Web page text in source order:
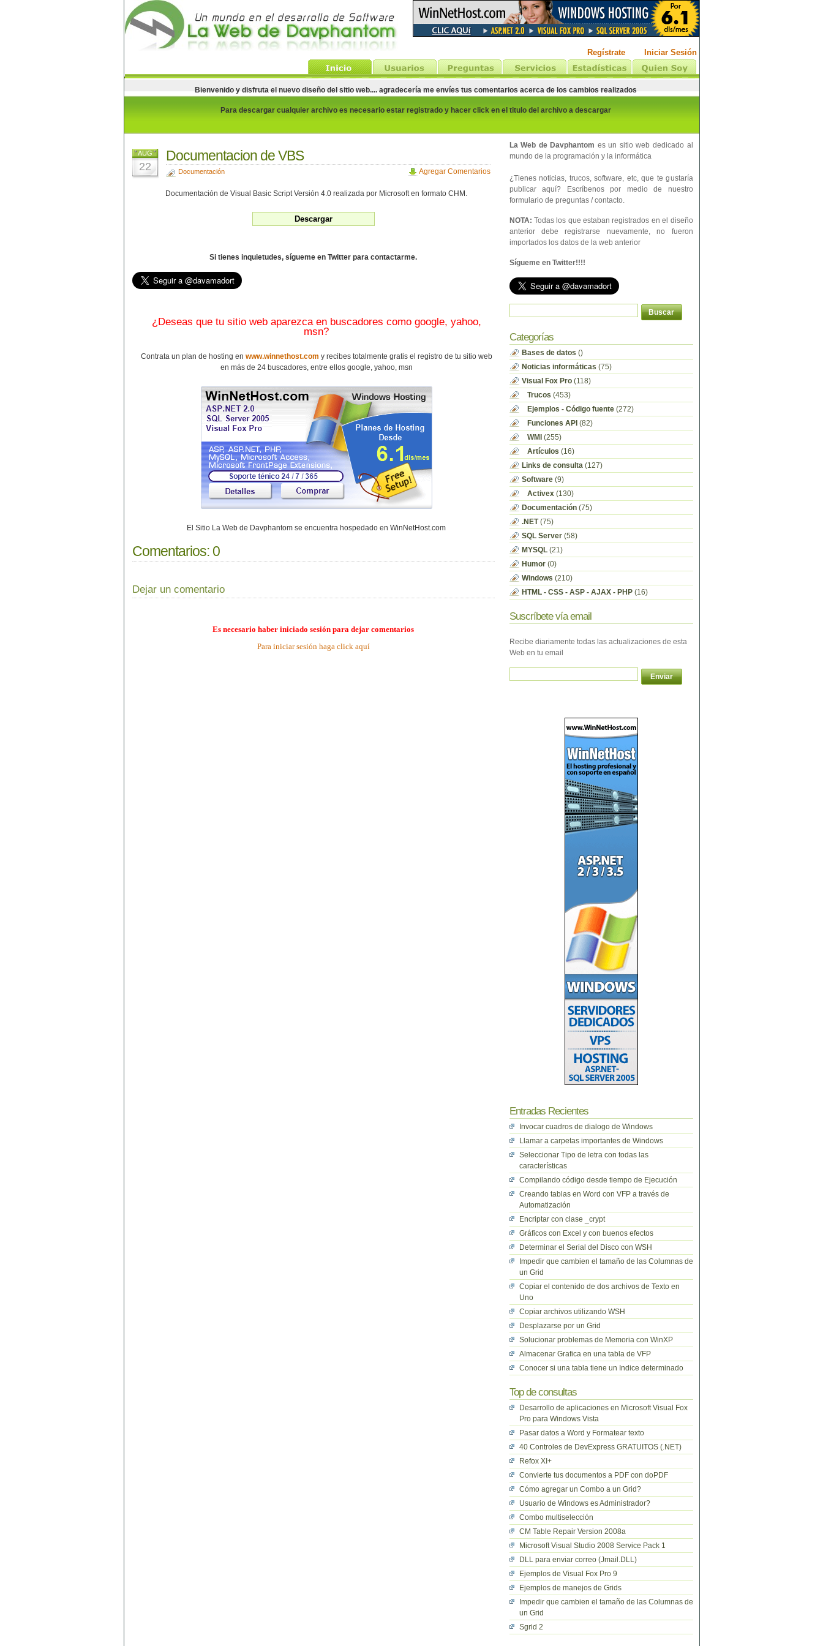
Regístrate Iniciar Sesión
Bienvenido y disfruta el nuevo diseño del sitio web.... agradecería me envíes tus comentarios acerca de los cambios realizados
Para descargar cualquier archivo es necesario estar registrado y hacer click en el titulo del archivo a descargar
AUG
22
Documentacion de VBS
Documentación Agregar Comentarios
Documentación de Visual Basic Script Versión 4.0 realizada por Microsoft en formato CHM.
Si tienes inquietudes, sígueme en Twitter para contactarme.
¿Deseas que tu sitio web aparezca en buscadores como google, yahoo,
msn?
Contrata un plan de hosting en www.winnethost.com y recibes totalmente gratis el registro de tu sitio web
en más de 24 buscadores, entre ellos google, yahoo, msn
El Sitio La Web de Davphantom se encuentra hospedado en WinNetHost.com
Comentarios:0
Dejar un comentario
Es necesario haber iniciado sesión para dejar comentarios
Para iniciar sesión haga click aquí
La Web de Davphantom es un sitio web dedicado al
mundo de la programación y la informática
¿Tienes noticias, trucos, software, etc, que te gustaría
publicar aquí? Escríbenos por medio de nuestro
formulario de preguntas / contacto.
NOTA: Todas los que estaban registrados en el diseño
anterior debe registrarse nuevamente, no fueron
importados los datos de la web anterior
Sígueme en Twitter!!!!
Categorías
Bases de datos ()
Noticias informáticas (75)
Visual Fox Pro(118)
Trucos (453)
Ejemplos - Código fuente(272)
Funciones API (82)
WMI (255)
Artículos (16)
Links de consulta(127)
Software(9)
Activex(130)
Documentación(75)
.NET(75)
SQL Server(58)
MYSQL(21)
Humor(0)
Windows (210)
HTML - CSS - ASP - AJAX - PHP(16)
Suscríbete vía email
Recibe diariamente todas las actualizaciones de esta
Web en tu email
Entradas Recientes
Invocar cuadros de dialogo de Windows
Llamar a carpetas importantes de Windows
Seleccionar Tipo de letra con todas las
características
Compilando código desde tiempo de Ejecución
Creando tablas en Word con VFP a través de
Automatización
Encriptar con clase _crypt
Gráficos con Excel y con buenos efectos
Determinar el Serial del Disco con WSH
Impedir que cambien el tamaño de las Columnas de
un Grid
Copiar el contenido de dos archivos de Texto en
Uno
Copiar archivos utilizando WSH
Desplazarse por un Grid
Solucionar problemas de Memoria con WinXP
Almacenar Grafica en una tabla de VFP
Conocer si una tabla tiene un Indice determinado
Top de consultas
Desarrollo de aplicaciones en Microsoft Visual Fox
Pro para Windows Vista
Pasar datos a Word y Formatear texto
40 Controles de DevExpress GRATUITOS (.NET)
Refox XI+
Convierte tus documentos a PDF con doPDF
Cómo agregar un Combo a un Grid?
Usuario de Windows es Administrador?
Combo multiselección
CM Table Repair Version 2008a
Microsoft Visual Studio 2008 Service Pack 1
DLL para enviar correo (Jmail.DLL)
Ejemplos de Visual Fox Pro 9
Ejemplos de manejos de Grids
Impedir que cambien el tamaño de las Columnas de
un Grid
Sgrid 2